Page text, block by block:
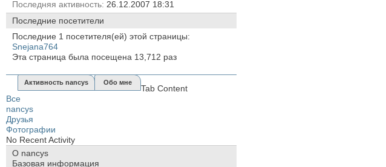
Последняя активность 26.12.2007 18:31
Последние посетители
Последние 1 посетителя(ей) этой страницы:
Snejana764
Эта страница была посещена 13,712 раз
Активность nancys Обо мне
Tab Content
Все
nancys
Друзья
Фотографии
No Recent Activity
О nancys
Базовая информация